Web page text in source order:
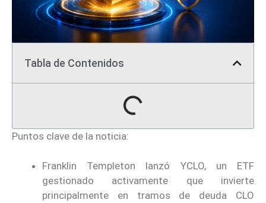
Tabla de Contenidos
Puntos clave de la noticia:
Franklin Templeton lanzó YCLO, un ETF
gestionado activamente que invierte
principalmente en tramos de deuda CLO